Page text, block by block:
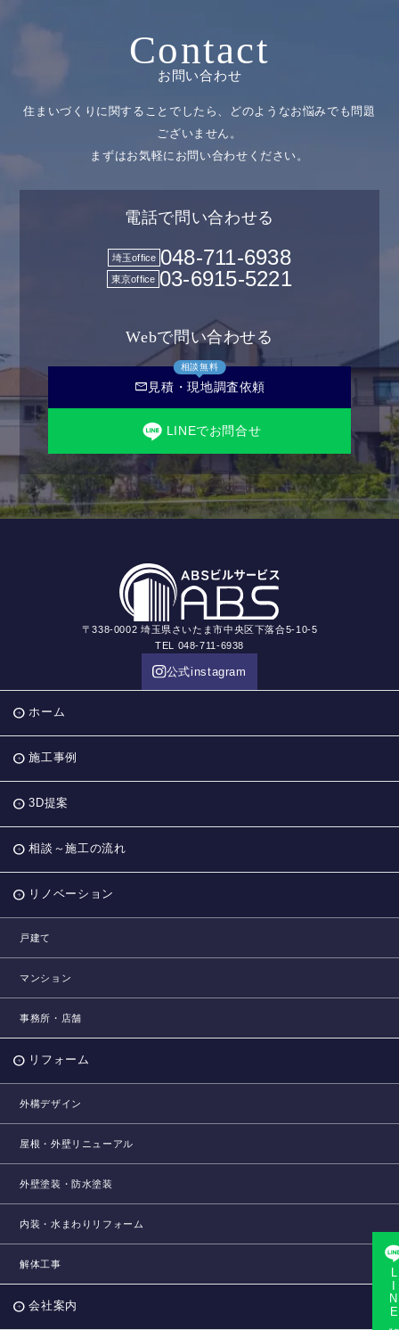
Contact
お問い合わせ
住まいづくりに関することでしたら、どのようなお悩みでも問題
ございません。
まずはお気軽にお問い合わせください。
電話で問い合わせる
埼玉office 048-711-6938
東京office 03-6915-5221
Webで問い合わせる
相談無料
mail見積・現地調査依頼
LINEでお問合せ
〒338-0002 埼玉県さいたま市中央区下落合5-10-5
TEL 048-711-6938
公式instagram
ホーム
施工事例
3D提案
相談～施工の流れ
リノベーション
戸建て
マンション
事務所・店舗
リフォーム
外構デザイン
屋根・外壁リニューアル
外壁塗装・防水塗装
内装・水まわりリフォーム
解体工事
会社案内